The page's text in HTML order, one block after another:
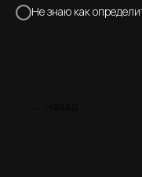
Не знаю как